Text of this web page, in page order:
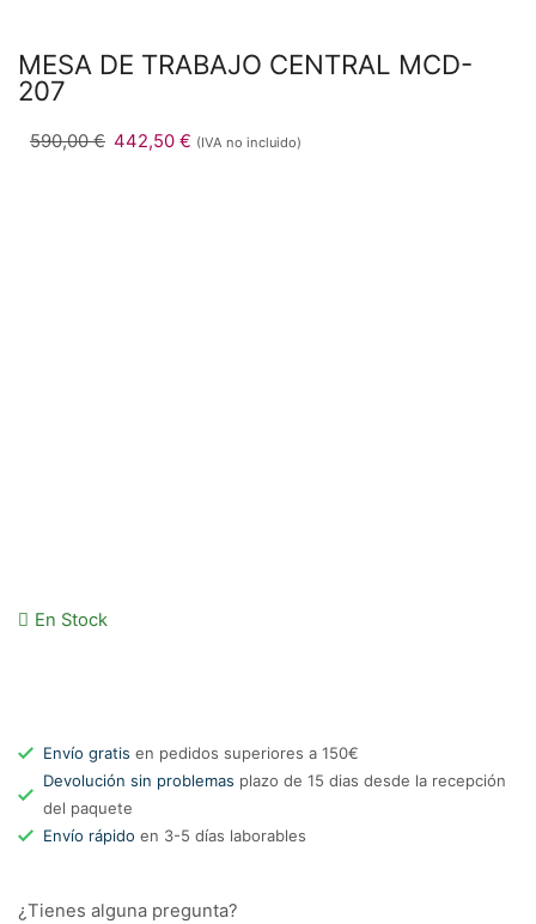
MESA DE TRABAJO CENTRAL MCD-
207
590,00€ 442,50 € (IVA no incluido)
En Stock
Envío gratis en pedidos superiores a 150€
Devolución sin problemas plazo de 15 dias desde la recepción
del paquete
Envío rápido en 3-5 días laborables
¿Tienes alguna pregunta?